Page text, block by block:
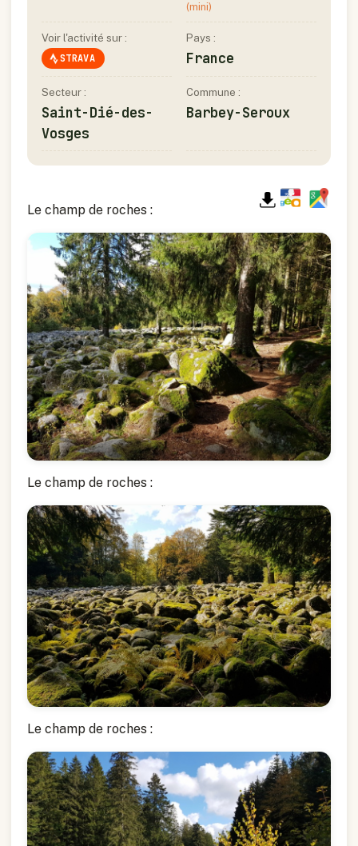
(mini)
Voir l'activité sur :
STRAVA
Pays :
France
Secteur :
Saint-Dié-des-
Vosges
Commune :
Barbey-Seroux
Le champ de roches :
Le champ de roches :
Le champ de roches :